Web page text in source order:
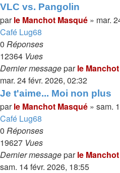
VLC vs. Pangolin
parle Manchot Masqué » mar.
Café Lug68
0 Réponses
12364 Vues
Dernier messageparle
mar. 24 févr. 2026, 02:32
Je t'aime... Moi non plus
parle Manchot Masqué » sam.
Café Lug68
0 Réponses
19627 Vues
Dernier messageparle
sam. 14 févr. 2026, 18:55